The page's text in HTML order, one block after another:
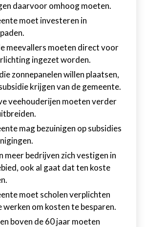
daarvoor omhoog moeten.
moet investeren in
meevallers moeten direct voor
ingezet worden.
zonnepanelen willen plaatsen,
krijgen van de gemeente.
veehouderijen moeten verder
mag bezuinigen op subsidies
meer bedrijven zich vestigen in
ook al gaat dat ten koste
moet scholen verplichten
werken om kosten te besparen.
boven de 60 jaar moeten